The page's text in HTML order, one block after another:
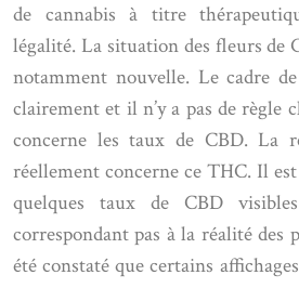
de cannabis à titre
légalité. La situation des fleurs de
notamment nouvelle. Le cadre
clairement et il n’y a pas de règle
concerne les taux de CBD. La
réellement concerne ce THC. Il
quelques taux de CBD
correspondant pas à la réalité des
été constaté que certains